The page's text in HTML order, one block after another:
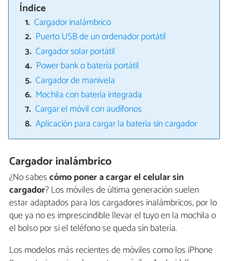
Índice
Cargador inalámbrico
Puerto USB de un ordenador portátil
Cargador solar portátil
Power bank o batería portátil
Cargador de manivela
Mochila con batería integrada
Cargar el móvil con audífonos
Aplicación para cargar la batería sin cargador
Cargador inalámbrico
¿No sabescómo poner a cargar el celular sin
cargador? Los móviles de última generación suelen
estar adaptados para los cargadores inalámbricos, por lo
que ya no es imprescindible llevar el tuyo en la mochila o
el bolso por si el teléfono se queda sin batería.
Los modelos más recientes de móviles como los iPhone